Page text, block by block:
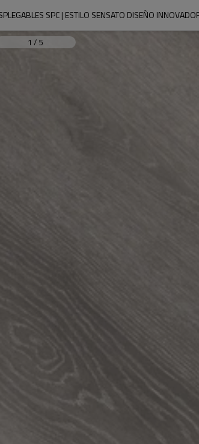
SPC | ESTILO SENSATO DISEÑO
1 / 5